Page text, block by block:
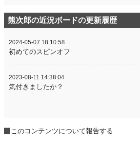
熊次郎の近況ボードの更新履歴
2024-05-07 18:10:58
初めてのスピンオフ
2023-08-11 14:38:04
気付きましたか？
このコンテンツについて報告する